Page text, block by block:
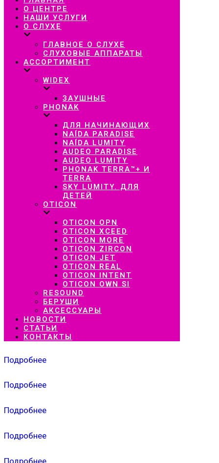
навигацию
О ЦЕНТРЕ
НАШИ УСЛУГИ
О СЛУХЕ
ГЛАВНОЕ О СЛУХЕ
СЛУХОВЫЕ АППАРАТЫ
АССОРТИМЕНТ
WIDEX
ЗАУШНЫЕ
PHONAK
ДЛЯ НАЧИНАЮЩИХ
NAÍDA PARADISE
NAÍDA LUMITY
AUDEO PARADISE
AUDEO LUMITY
PHONAK TERRA™+ И
TERRA
SKY LUMITY. ДЛЯ
ДЕТЕЙ
OTICON
OTICON OPN
OTICON XCEED
OTICON MORE
OTICON ZIRCON
OTICON JET
OTICON REAL
OTICON INTENT
OTICON OWN SI
RESOUND
БЕРУШИ
АКСЕССУАРЫ
НОВОСТИ
СТАТЬИ
КОНТАКТЫ
Подробнее
Подробнее
Подробнее
Подробнее